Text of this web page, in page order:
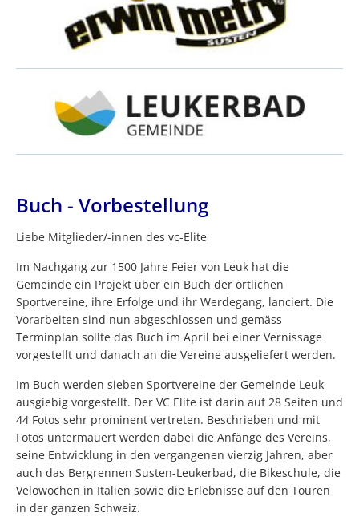
Buch - Vorbestellung
Liebe Mitglieder/-innen des vc-Elite
Im Nachgang zur 1500 Jahre Feier von Leuk hat die
Gemeinde ein Projekt über ein Buch der örtlichen
Sportvereine, ihre Erfolge und ihr Werdegang, lanciert. Die
Vorarbeiten sind nun abgeschlossen und gemäss
Terminplan sollte das Buch im April bei einer Vernissage
vorgestellt und danach an die Vereine ausgeliefert werden.
Im Buch werden sieben Sportvereine der Gemeinde Leuk
ausgiebig vorgestellt. Der VC Elite ist darin auf 28 Seiten und
44 Fotos sehr prominent vertreten. Beschrieben und mit
Fotos untermauert werden dabei die Anfänge des Vereins,
seine Entwicklung in den vergangenen vierzig Jahren, aber
auch das Bergrennen Susten-Leukerbad, die Bikeschule, die
Velowochen in Italien sowie die Erlebnisse auf den Touren
in der ganzen Schweiz.